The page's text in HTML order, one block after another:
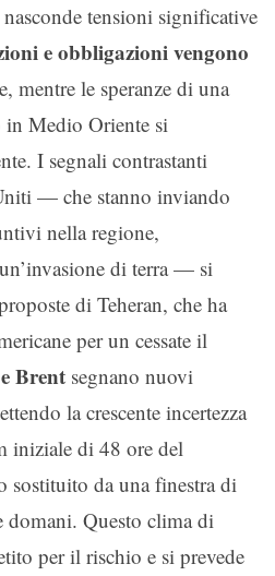
tensioni significative
e obbligazioni vengono
mentre le speranze di una
Medio Oriente si
I segnali contrastanti
— che stanno inviando
nella regione,
di terra — si
di Teheran, che ha
per un cessate il
Brent segnano nuovi
la crescente incertezza
iniziale di 48 ore del
sostituito da una finestra di
domani. Questo clima di
per il rischio e si prevede